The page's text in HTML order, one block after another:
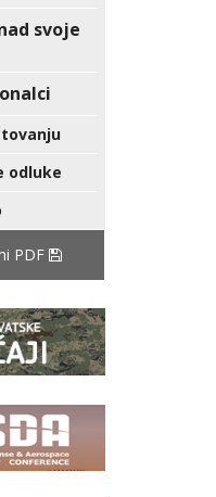
svoje
odluke
PDF